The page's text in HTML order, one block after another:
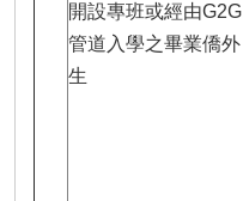
開設專班或經由G2G
管道入學之畢業僑外
生